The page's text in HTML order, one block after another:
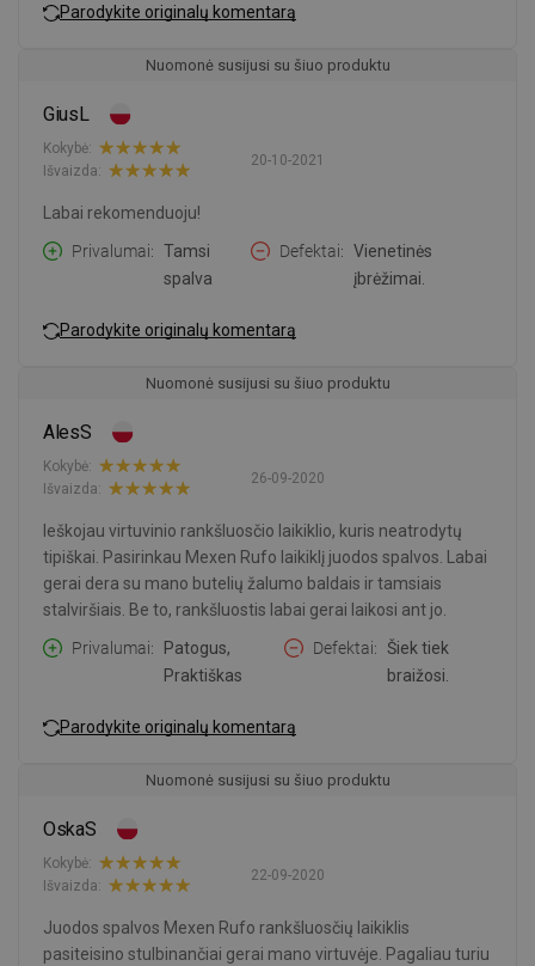
Parodykite originalų komentarą
Nuomonė susijusi su šiuo produktu
GiusL
20-10-2021
Kokybė:
Išvaizda:
Labai rekomenduoju!
Privalumai
Tamsi
spalva
Defektai
Vienetinės
įbrėžimai.
Parodykite originalų komentarą
Nuomonė susijusi su šiuo produktu
AlesS
26-09-2020
Kokybė:
Išvaizda:
Ieškojau virtuvinio rankšluosčio laikiklio, kuris neatrodytų
tipiškai. Pasirinkau Mexen Rufo laikiklį juodos spalvos. Labai
gerai dera su mano butelių žalumo baldais ir tamsiais
stalviršiais. Be to, rankšluostis labai gerai laikosi ant jo.
Privalumai
Patogus,
Praktiškas
Defektai
Šiek tiek
braižosi.
Parodykite originalų komentarą
Nuomonė susijusi su šiuo produktu
OskaS
22-09-2020
Kokybė:
Išvaizda:
Juodos spalvos Mexen Rufo rankšluosčių laikiklis
pasiteisino stulbinančiai gerai mano virtuvėje. Pagaliau turiu